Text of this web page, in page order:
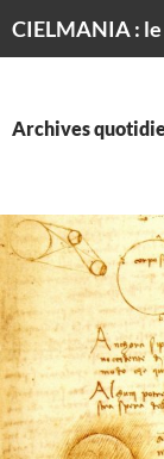
Archives